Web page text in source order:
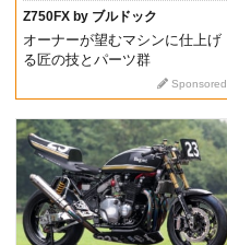
Z750FX by ブルドック
オーナーが望むマシンに仕上げ
る匠の技とパーツ群
Sponsored